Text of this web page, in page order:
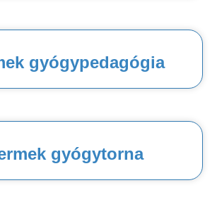
gyógypedagógia
gyógytorna